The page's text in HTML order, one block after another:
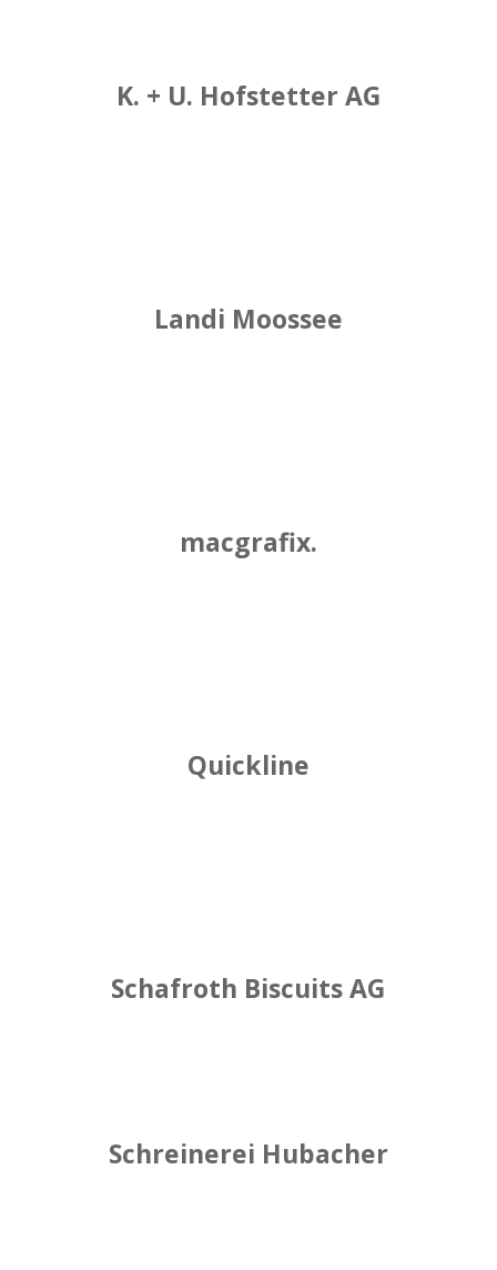
K. + U. Hofstetter AG
Landi Moossee
macgrafix.
Quickline
Schafroth Biscuits AG
Schreinerei Hubacher